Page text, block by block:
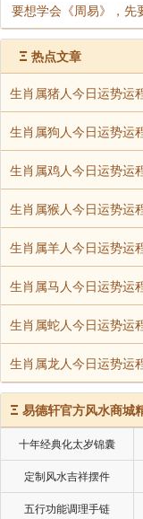
这一章主要讲《
活中的应用状况以
道不能畅行于天
当时统治者的颜面
《易》道的本质
化及其基本规律
易。用辩证唯物主
动变化的，这就是
的，而规律是不变
变化的规律，我们
到事物的本质，
切复杂的事简单化
就是“简易”，古圣
出事物最基本的
基本元素设卦观象
《易》道。《易》
阳之谓道”。
先天之本为善，
要想学会《周易》，先
Ξ 热点文章
生肖属猪人今日运势运
生肖属狗人今日运势运
生肖属鸡人今日运势运
生肖属猴人今日运势运
生肖属羊人今日运势运
生肖属马人今日运势运
生肖属蛇人今日运势运
生肖属龙人今日运势运
Ξ 易德轩官方风水商城
十年经典化太岁锦囊
定制风水吉祥摆件
五行功能调理手链